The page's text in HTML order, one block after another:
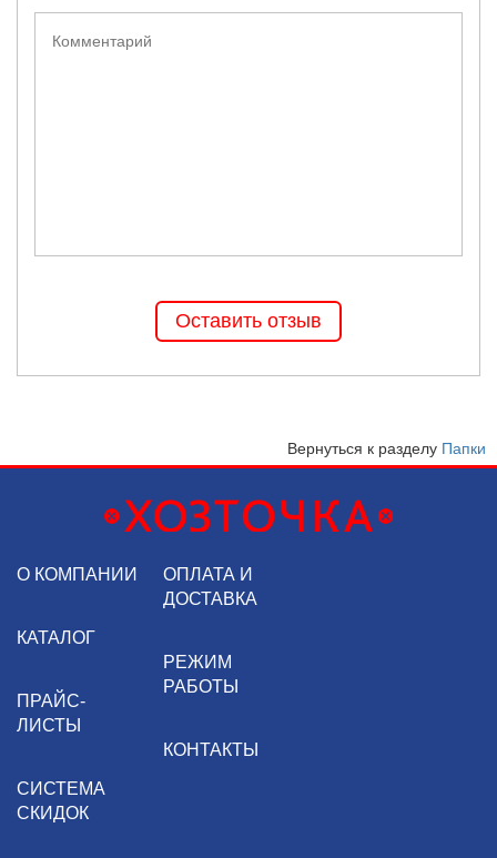
Оставить отзыв
Вернуться к разделу Папки
О КОМПАНИИ
КАТАЛОГ
ПРАЙС-
ЛИСТЫ
СИСТЕМА
СКИДОК
ОПЛАТА И
ДОСТАВКА
РЕЖИМ
РАБОТЫ
КОНТАКТЫ